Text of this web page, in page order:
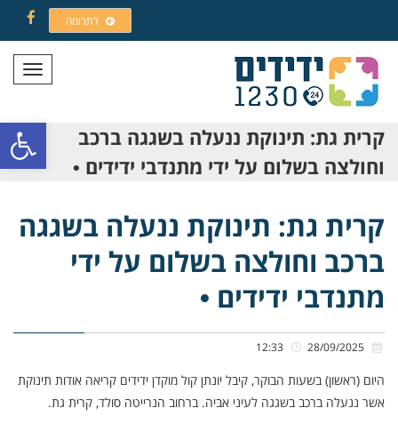
פתח
לתרומה
תפריט
קרית גת: תינוקת ננעלה בשגגה ברכב
וחולצה בשלום על ידי מתנדבי ידידים •
קרית גת: תינוקת ננעלה בשגגה
ברכב וחולצה בשלום על ידי
מתנדבי ידידים •
היום (ראשון) בשעות הבוקר, קיבל יונתן קול מוקדן ידידים קריאה אודות תינוקת
אשר ננעלה ברכב בשגגה לעיני אביה. ברחוב הנרייטה סולד, קרית גת.